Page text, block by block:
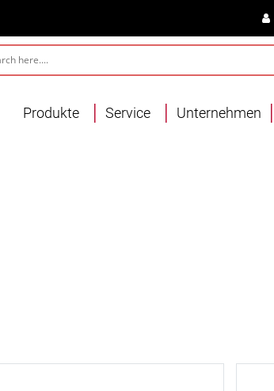
Produkte Service Unternehmen